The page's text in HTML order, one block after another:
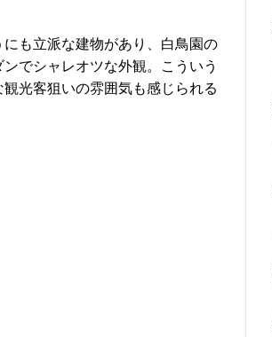
も立派な建物があり、白鳥園の
でシャレオツな外観。こういう
光客狙いの雰囲気も感じられる